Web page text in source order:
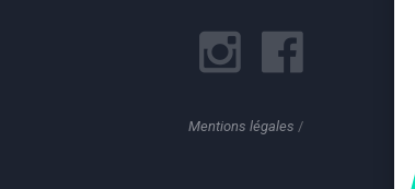
Mentions légales /